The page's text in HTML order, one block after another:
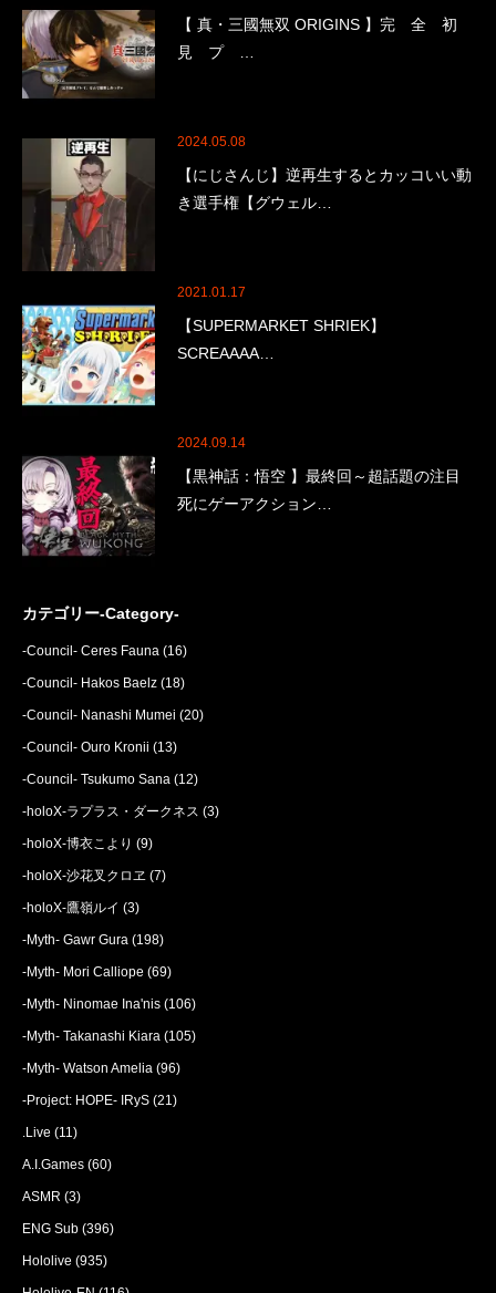
【 真・三國無双 ORIGINS 】完 全 初
見 プ …
2024.05.08
【にじさんじ】逆再生するとカッコいい動
き選手権【グウェル…
2021.01.17
【SUPERMARKET SHRIEK】
SCREAAAA…
2024.09.14
【黒神話：悟空 】最終回～超話題の注目
死にゲーアクション…
カテゴリー-Category-
-Council- Ceres Fauna (16)
-Council- Hakos Baelz (18)
-Council- Nanashi Mumei (20)
-Council- Ouro Kronii (13)
-Council- Tsukumo Sana (12)
-holoX-ラプラス・ダークネス (3)
-holoX-博衣こより (9)
-holoX-沙花叉クロヱ (7)
-holoX-鷹嶺ルイ (3)
-Myth- Gawr Gura (198)
-Myth- Mori Calliope (69)
-Myth- Ninomae Ina'nis (106)
-Myth- Takanashi Kiara (105)
-Myth- Watson Amelia (96)
-Project: HOPE- IRyS (21)
.Live (11)
A.I.Games (60)
ASMR (3)
ENG Sub (396)
Hololive (935)